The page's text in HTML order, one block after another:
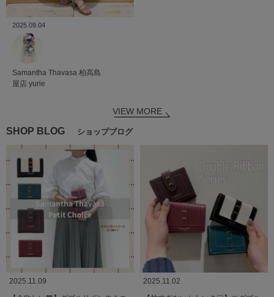
2025.09.04
Samantha Thavasa 柏高島
屋店 yurie
VIEW MORE
SHOP BLOG ショップブログ
2025.11.09
2025.11.02